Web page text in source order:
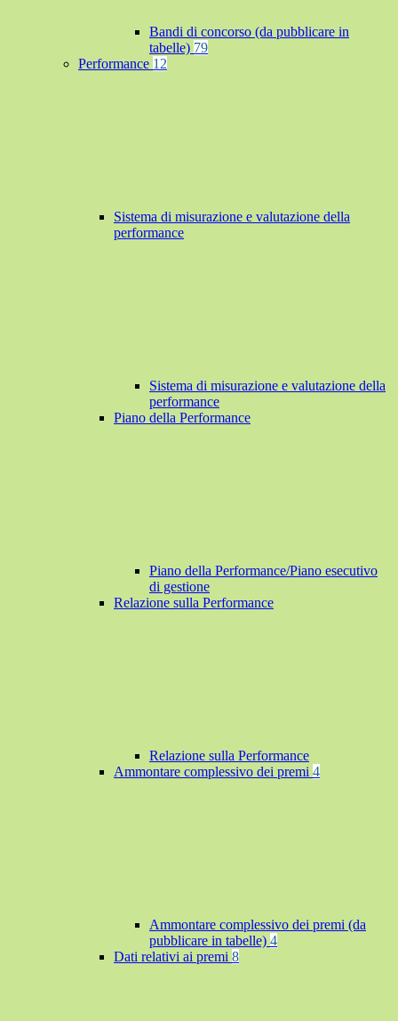
Bandi di concorso (da pubblicare in
tabelle) 79
Performance 12
Sistema di misurazione e valutazione della
performance
Sistema di misurazione e valutazione della
performance
Piano della Performance
Piano della Performance/Piano esecutivo
di gestione
Relazione sulla Performance
Relazione sulla Performance
Ammontare complessivo dei premi 4
Ammontare complessivo dei premi (da
pubblicare in tabelle) 4
Dati relativi ai premi 8